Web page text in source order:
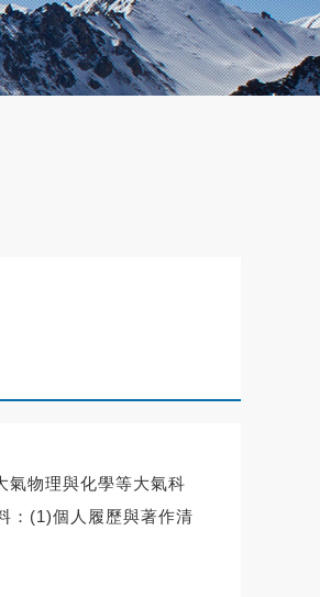
氣物理與化學等大氣科
：(1)個人履歷與著作清